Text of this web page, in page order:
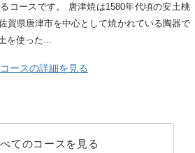
コースです。 唐津焼は1580年代頃の安土桃
賀県唐津市を中心として焼かれている陶器で
を使った...
コースの詳細を見る
てのコースを見る